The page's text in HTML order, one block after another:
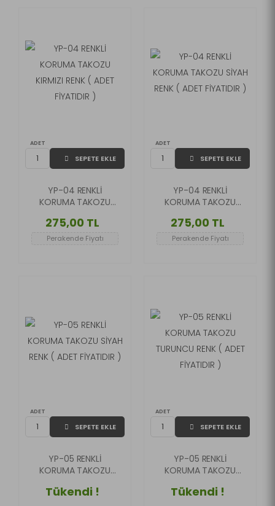
ADET
SEPETE EKLE
YP-04 RENKLİ
KORUMA TAKOZU
FİYATIDIR )
275,00 TL
Perakende Fiyatı
ADET
SEPETE EKLE
YP-04 RENKLİ
KORUMA TAKOZU
FİYATIDIR )
275,00 TL
Perakende Fiyatı
ADET
SEPETE EKLE
YP-05 RENKLİ
KORUMA TAKOZU
FİYATIDIR )
Tükendi !
ADET
SEPETE EKLE
YP-05 RENKLİ
KORUMA TAKOZU
ADET FİYATIDIR )
Tükendi !